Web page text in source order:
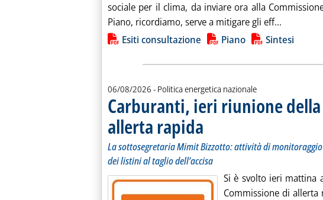
sociale per il clima, da inviare ora alla
Piano, ricordiamo, serve a mitigare gli eff...
Lista allegati PDF alla notizia
Esiti consultazione Piano Sintesi
06/08/2026 - Politica energetica nazionale
Carburanti, ieri riunione
allerta rapida . Sottotitolo: La sottosegretaria Mimit
La sottosegretaria Mimit Bizzotto: attività di
dei listini al taglio dell’accisa
Si è svolto ieri mattina
Commissione di allerta